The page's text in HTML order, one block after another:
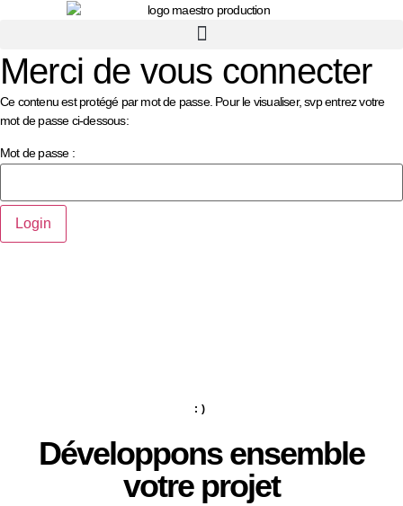
Merci de vous connecter
Ce contenu est protégé par mot de passe. Pour le visualiser, svp entrez votre
mot de passe ci-dessous:
Mot de passe :
:)
Développons ensemble
votre projet